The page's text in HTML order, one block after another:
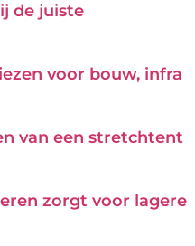
de juiste
voor bouw, infra
van een stretchtent
zorgt voor lagere